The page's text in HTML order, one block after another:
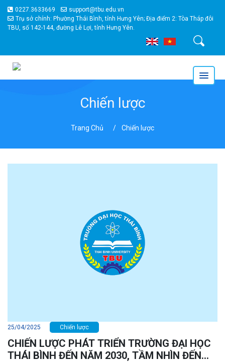
0227.3633669
support@tbu.edu.vn
Trụ sở chính: Phường Thái Bình, tỉnh Hưng Yên; Địa điểm 2: Tòa Tháp đôi
TBU, số 142-144, đường Lê Lợi, tỉnh Hưng Yên.
Tìm kiếm
Chiến lược
Trang Chủ Chiến lược
25/04/2025 Chiến lược
CHIẾN LƯỢC PHÁT TRIỂN TRƯỜNG ĐẠI HỌC
THÁI BÌNH ĐẾN NĂM 2030, TẦM NHÌN ĐẾN